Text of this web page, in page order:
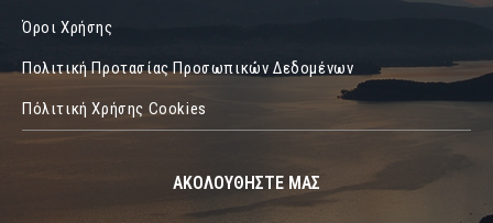
Όροι Χρήσης
Πολιτική Προτασίας Προσωπικών Δεδομένων
Πόλιτική Χρήσης Cookies
ΑΚΟΛΟΥΘΗΣΤΕ ΜΑΣ